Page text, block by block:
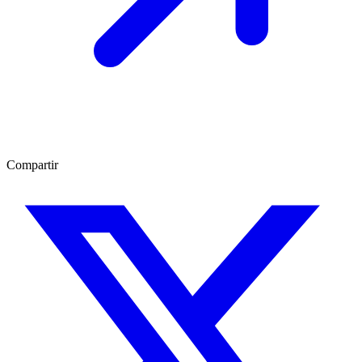
Compartir